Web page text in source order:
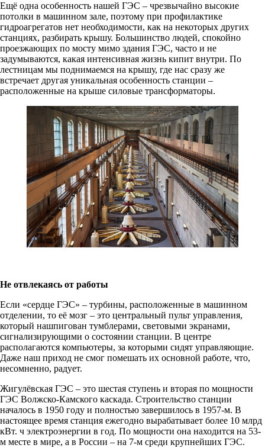
Ещё одна особенность нашей ГЭС – чрезвычайно высокие
потолки в машинном зале, поэтому при профилактике
гидроагрегатов нет необходимости, как на некоторых других
станциях, разбирать крышу. Большинство людей, спокойно
проезжающих по мосту мимо здания ГЭС, часто и не
задумываются, какая интенсивная жизнь кипит внутри. По
лестницам мы поднимаемся на крышу, где нас сразу же
встречает другая уникальная особенность станции –
расположенные на крыше силовые трансформаторы.
Не отвлекаясь от работы
Если «сердце ГЭС» – турбины, расположенные в машинном
отделении, то её мозг – это центральный пульт управления,
который нашпигован тумблерами, световыми экранами,
сигнализирующими о состоянии станции. В центре
располагаются компьютеры, за которыми сидят управляющие.
Даже наш приход не смог помешать их основной работе, что,
несомненно, радует.
Жигулёвская ГЭС – это шестая ступень и вторая по мощности
ГЭС Волжско-Камского каскада. Строительство станции
началось в 1950 году и полностью завершилось в 1957-м. В
настоящее время станция ежегодно вырабатывает более 10 млрд
кВт. ч электроэнергии в год. По мощности она находится на 53-
м месте в мире, а в России – на 7-м среди крупнейших ГЭС.